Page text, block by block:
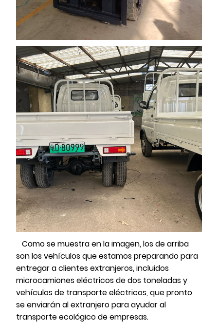
Como se muestra en la imagen, los de arriba
son los vehículos que estamos preparando para
entregar a clientes extranjeros, incluidos
microcamiones eléctricos de dos toneladas y
vehículos de transporte eléctricos, que pronto
se enviarán al extranjero para ayudar al
transporte ecológico de empresas.